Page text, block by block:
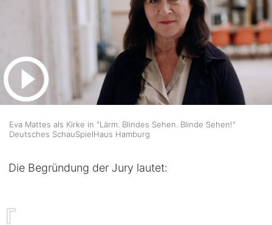
Eva Mattes als Kirke in "Lärm. Blindes Sehen. Blinde Sehen!"
Deutsches SchauSpielHaus Hamburg
Die Begründung der Jury lautet: